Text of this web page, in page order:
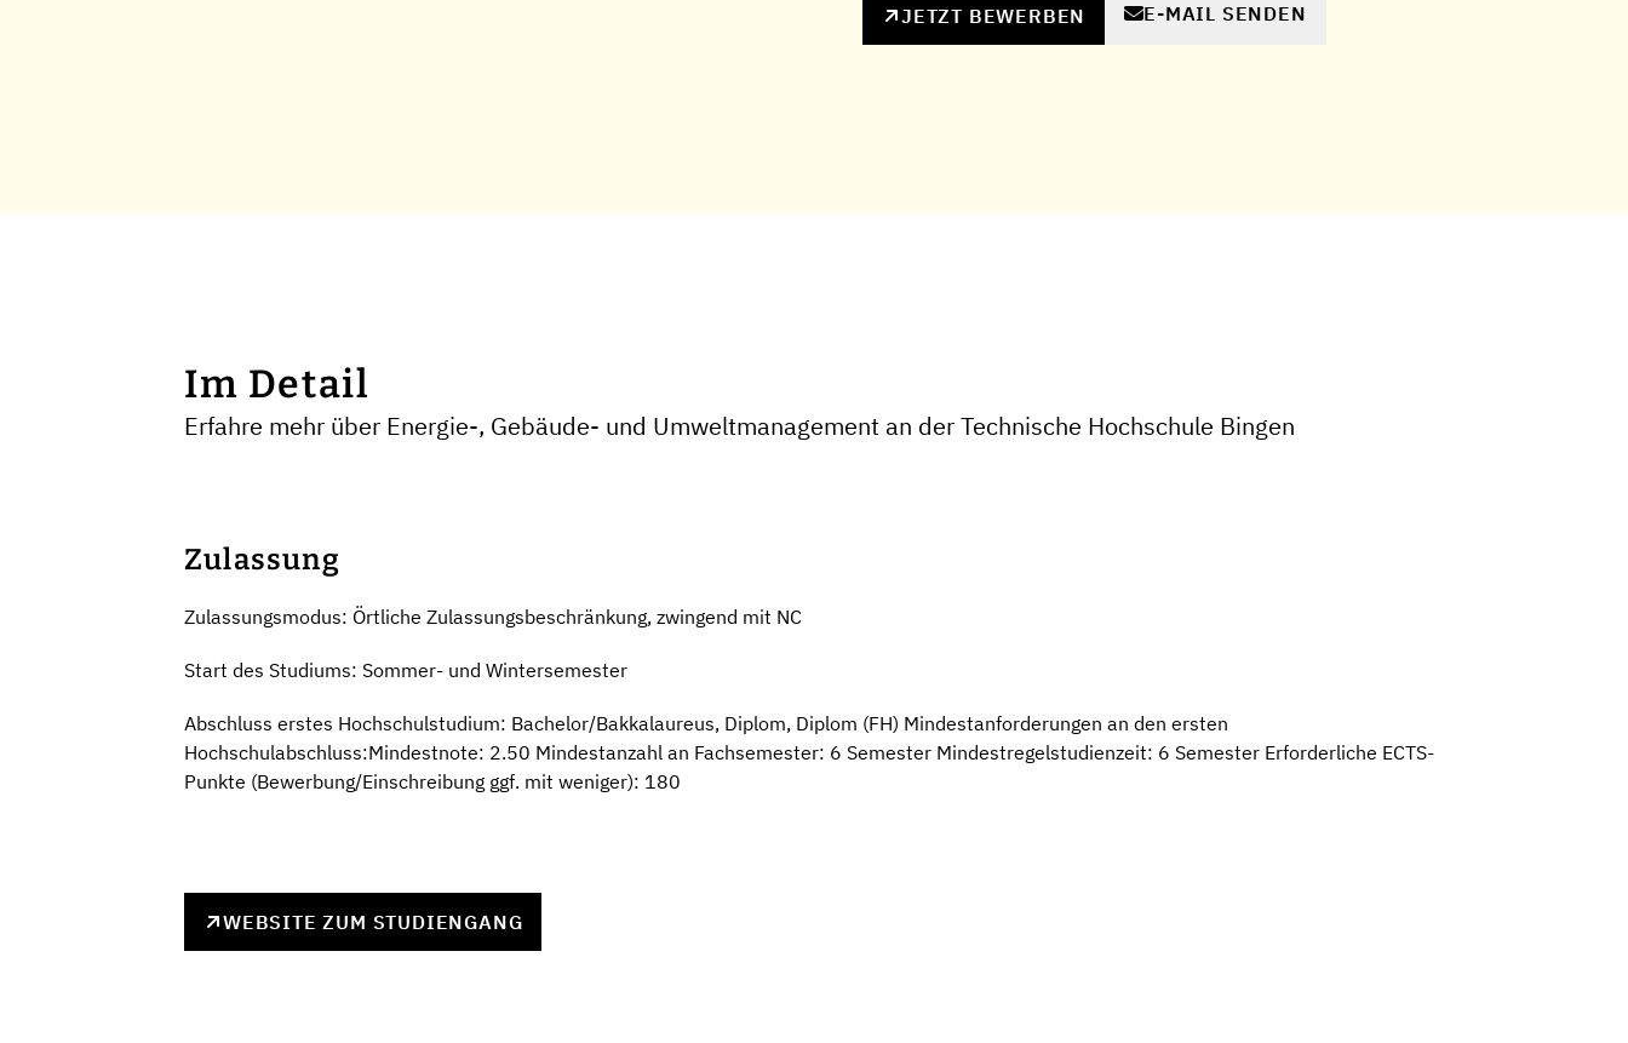
JETZT BEWERBEN E-MAIL SENDEN
Im Detail
Erfahre mehr über Energie-, Gebäude- und Umweltmanagement an der Technische Hochschule Bingen
Zulassung
Zulassungsmodus: Örtliche Zulassungsbeschränkung, zwingend mit NC
Start des Studiums: Sommer- und Wintersemester
Abschluss erstes Hochschulstudium: Bachelor/Bakkalaureus, Diplom, Diplom (FH) Mindestanforderungen an den ersten
Hochschulabschluss:Mindestnote: 2.50 Mindestanzahl an Fachsemester: 6 Semester Mindestregelstudienzeit: 6 Semester Erforderliche ECTS-
Punkte (Bewerbung/Einschreibung ggf. mit weniger): 180
WEBSITE ZUM STUDIENGANG